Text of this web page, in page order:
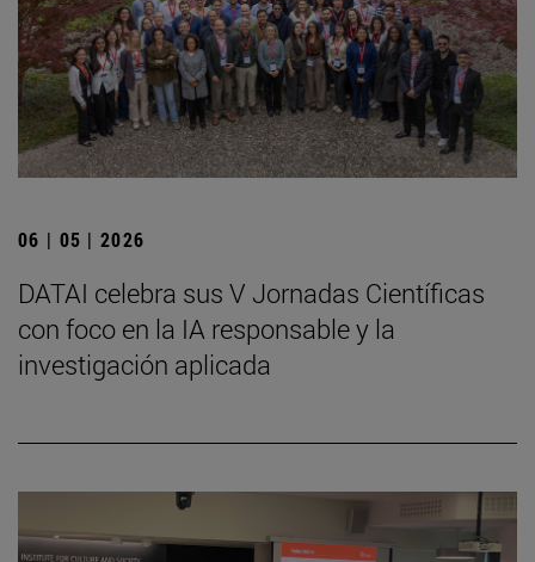
06 | 05 | 2026
DATAI celebra sus V Jornadas Científicas
con foco en la IA responsable y la
investigación aplicada